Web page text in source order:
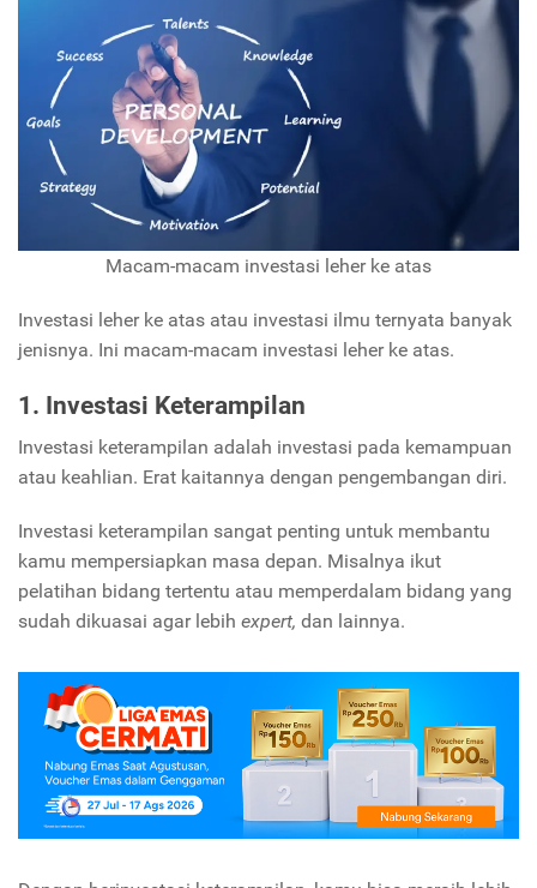
Macam-macam investasi leher ke atas
Investasi leher ke atas atau investasi ilmu ternyata banyak
jenisnya. Ini macam-macam investasi leher ke atas.
1. Investasi Keterampilan
Investasi keterampilan adalah investasi pada kemampuan
atau keahlian. Erat kaitannya dengan pengembangan diri.
Investasi keterampilan sangat penting untuk membantu
kamu mempersiapkan masa depan. Misalnya ikut
pelatihan bidang tertentu atau memperdalam bidang yang
sudah dikuasai agar lebih expert, dan lainnya.